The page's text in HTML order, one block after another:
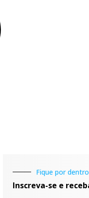
Fique por
Inscreva-se e